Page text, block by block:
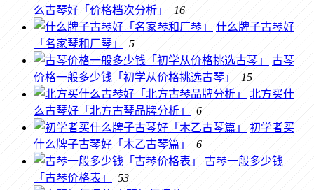
么古琴好「价格档次分析」
16
什么牌子古琴好
「名家琴和厂琴」
5
古琴
价格一般多少钱「初学从价格挑选古琴」
15
北方买什
么古琴好「北方古琴品牌分析」
6
初学者买
什么牌子古琴好「木乙古琴篇」
6
古琴一般多少钱
「古琴价格表」
53